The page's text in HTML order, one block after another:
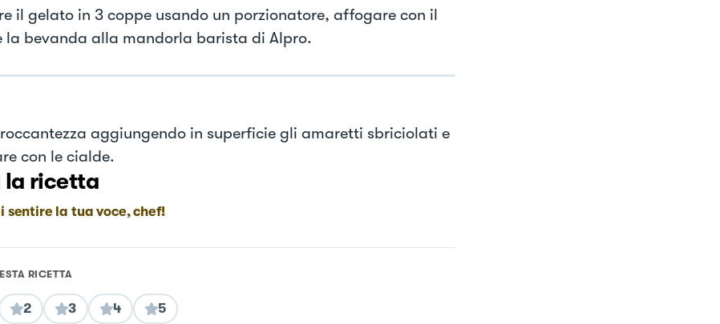
il gelato in 3 coppe usando un porzionatore, affogare con il
la bevanda alla mandorla barista di Alpro.
aggiungendo in superficie gli amaretti sbriciolati e
con le cialde.
la ricetta
sentire la tua voce, chef!
RICETTA
2 3 4 5